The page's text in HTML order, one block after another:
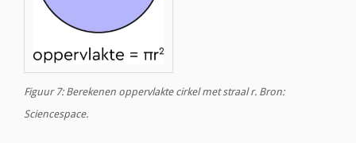
Figuur 7: Berekenen oppervlakte cirkel met straal r. Bron:
Sciencespace.